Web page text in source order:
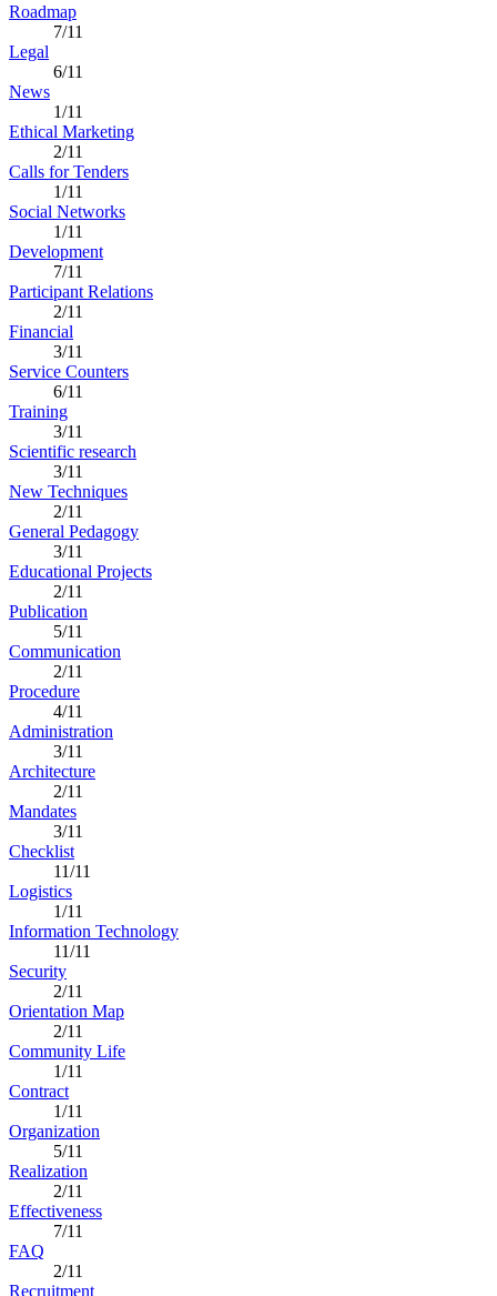
Roadmap
7/11
Legal
6/11
News
1/11
Ethical Marketing
2/11
Calls for Tenders
1/11
Social Networks
1/11
Development
7/11
Participant Relations
2/11
Financial
3/11
Service Counters
6/11
Training
3/11
Scientific research
3/11
New Techniques
2/11
General Pedagogy
3/11
Educational Projects
2/11
Publication
5/11
Communication
2/11
Procedure
4/11
Administration
3/11
Architecture
2/11
Mandates
3/11
Checklist
11/11
Logistics
1/11
Information Technology
11/11
Security
2/11
Orientation Map
2/11
Community Life
1/11
Contract
1/11
Organization
5/11
Realization
2/11
Effectiveness
7/11
FAQ
2/11
Recruitment